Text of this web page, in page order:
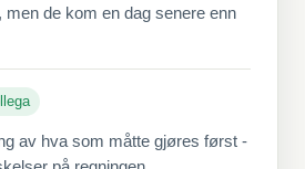
men de kom en dag senere enn
av hva som måtte gjøres først -